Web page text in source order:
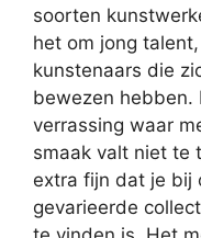
soorten
het om jong
kunstenaars die
bewezen hebben.
verrassing waar
smaak valt niet te
extra fijn dat je bij
gevarieerde